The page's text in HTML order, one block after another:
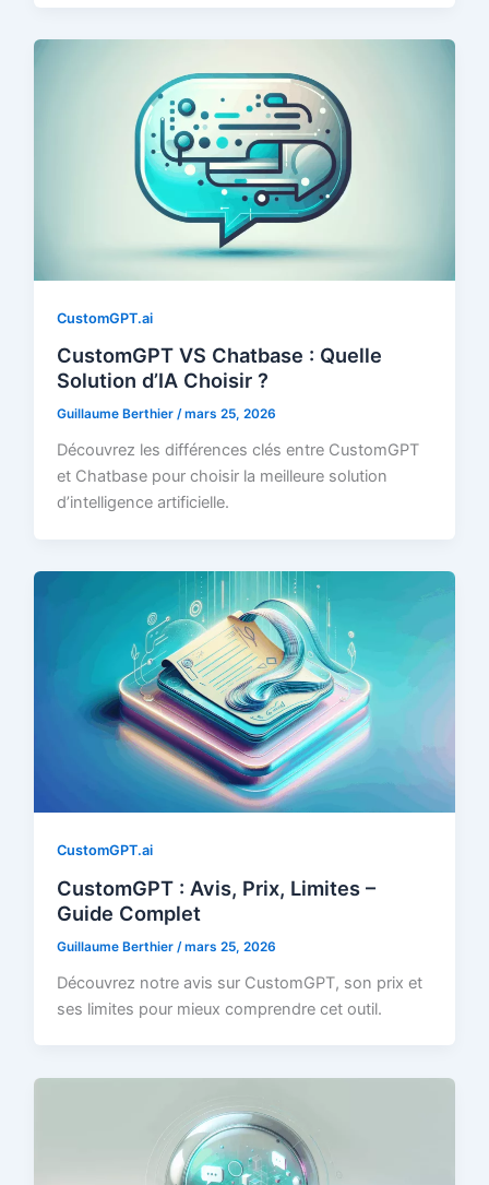
CustomGPT.ai
CustomGPT VS Chatbase : Quelle
Solution d’IA Choisir ?
Guillaume Berthier/mars 25, 2026
Découvrez les différences clés entre CustomGPT
et Chatbase pour choisir la meilleure solution
d’intelligence artificielle.
CustomGPT.ai
CustomGPT : Avis, Prix, Limites –
Guide Complet
Guillaume Berthier /mars 25, 2026
Découvrez notre avis sur CustomGPT, son prix et
ses limites pour mieux comprendre cet outil.